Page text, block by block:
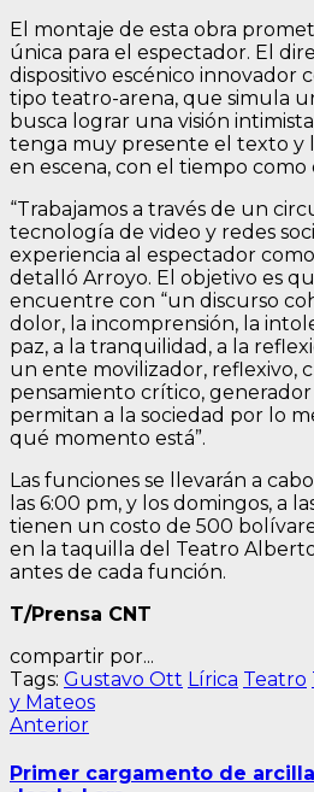
El montaje de esta obra
única para el espectador. El
dispositivo escénico innovador
tipo teatro-arena, que simula
busca lograr una visión
tenga muy presente el texto y
en escena, con el tiempo
“Trabajamos a través de un
tecnología de video y redes
experiencia al espectador
detalló Arroyo. El objetivo es
encuentre con “un discurso
dolor, la incomprensión, la
paz, a la tranquilidad, a la
un ente movilizador, reflexivo,
pensamiento crítico,
permitan a la sociedad por lo
qué momento está”.
Las funciones se llevarán a
las 6:00 pm, y los domingos, a
tienen un costo de 500
en la taquilla del Teatro
antes de cada función.
T/Prensa CNT
compartir por...
Tags: Gustavo Ott Lírica Teatro
y Mateos
Navegación
de
AnteriorEntrada
Primer cargamento de